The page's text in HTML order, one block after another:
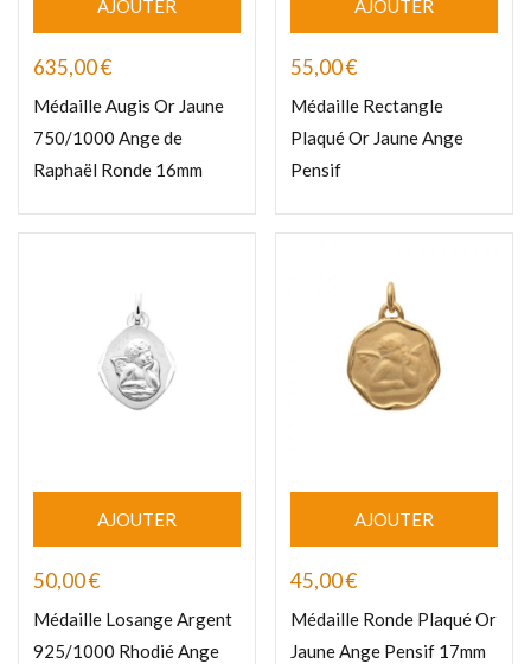
AJOUTER
635,00€
Médaille Augis Or Jaune
750/1000 Ange de
Raphaël Ronde 16mm
AJOUTER
55,00€
Médaille Rectangle
Plaqué Or Jaune Ange
Pensif
AJOUTER
50,00€
Médaille Losange Argent
925/1000 Rhodié Ange
AJOUTER
45,00€
Médaille Ronde Plaqué Or
Jaune Ange Pensif 17mm